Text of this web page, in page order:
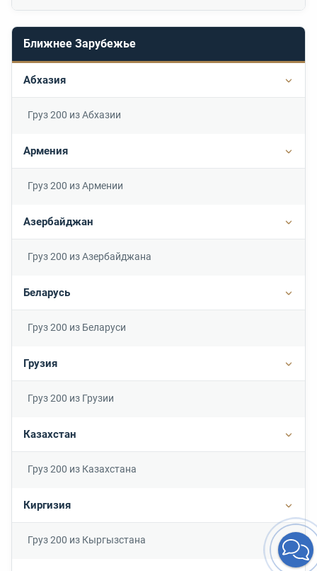
Ближнее Зарубежье
Абхазия
Груз 200 из Абхазии
Армения
Груз 200 из Армении
Азербайджан
Груз 200 из Азербайджана
Беларусь
Груз 200 из Беларуси
Грузия
Груз 200 из Грузии
Казахстан
Груз 200 из Казахстана
Киргизия
Груз 200 из Кыргызстана